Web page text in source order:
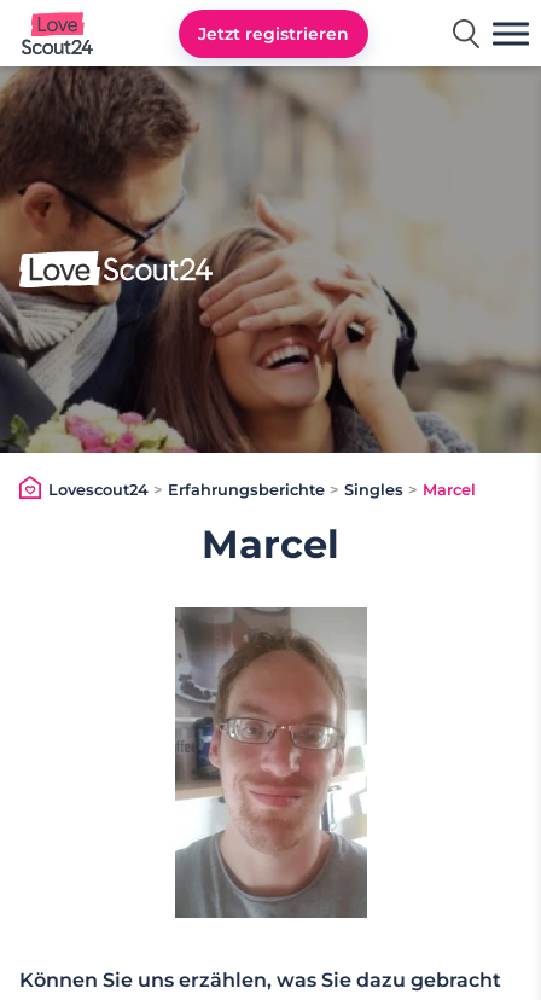
Lovescout24
Jetzt registrieren
Lovescout24> Erfahrungsberichte > Singles > Marcel
Marcel
Können Sie uns erzählen, was Sie dazu gebracht